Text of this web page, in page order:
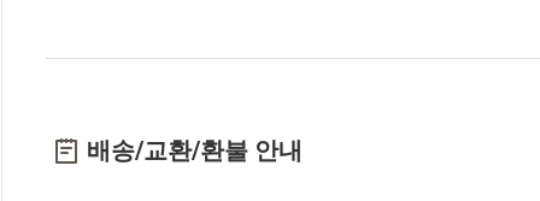
배송/교환/환불 안내